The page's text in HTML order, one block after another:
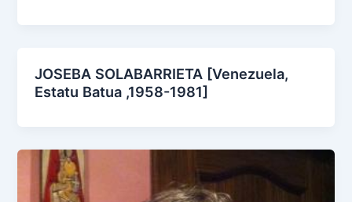
JOSEBA SOLABARRIETA [Venezuela,
Estatu Batua ,1958-1981]